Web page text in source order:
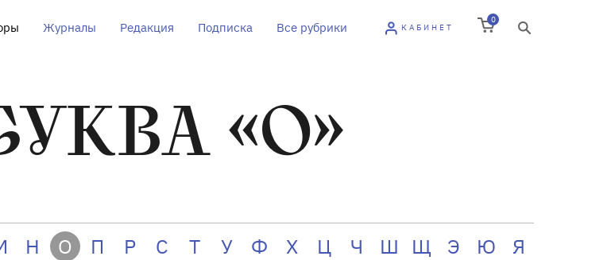
Журналы Редакция Подписка Все рубрики КАБИНЕТ
0
«О»
Н О П Р С Т У Ф Х Ц Ч Ш Щ Э Ю Я